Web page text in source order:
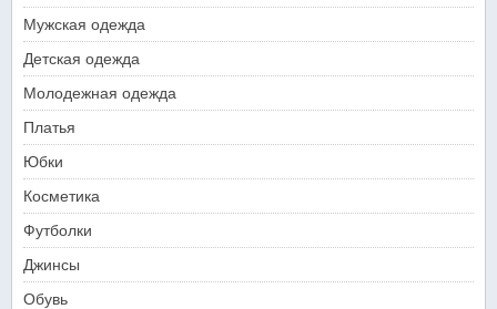
Мужская одежда
Детская одежда
Молодежная одежда
Платья
Юбки
Косметика
Футболки
Джинсы
Обувь